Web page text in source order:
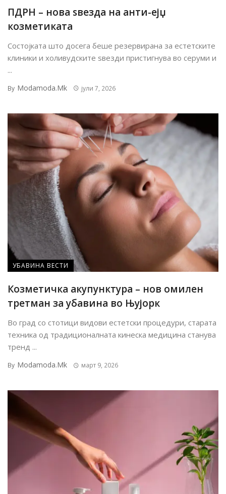
ПДРН – нова ѕвезда на анти-ејџ
козметиката
Состојката што досега беше резервирана за естетските
клиники и холивудските ѕвезди пристигнува во серуми и
...
By Modamoda.mk јули 7, 2026
УБАВИНА ВЕСТИ
Козметичка акупунктура – нов омилен
третман за убавина во Њујорк
Во град со стотици видови естетски процедури, старата
техника од традиционалната кинеска медицина станува
тренд ...
By Modamoda.mk март 9, 2026